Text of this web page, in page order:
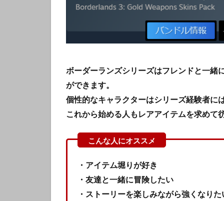
ボーダーランズシリーズはフレンドと一緒
ができます。
個性的なキャラクターはシリーズ経験者に
これから始める人もレアアイテムを求めて
・アイテム堀りが好き
・友達と一緒に冒険したい
・ストーリーを楽しみながら強くなりた